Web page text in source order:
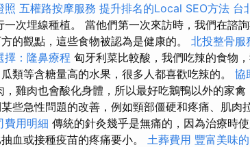
照 五權路按摩服務 提升排名的Local SEO方法 台
一次埋線種植。 當他們第一次來訪時，我們在諮
的觀點，這些食物被認為是健康的。 北投整骨服
擇：隆鼻療程 匈牙利菜比較酸，我們吃辣的食物
類等含糖量高的水果，很多人都喜歡吃辣的。 協
，雞肉也會酸化身體，所以最好吃鵝鴨以外的家
些急性問題的改善，例如頸部僵硬和疼痛、肌肉
費用明細 傳統的針灸幾乎是無痛的，因為治療時
血或接種疫苗的疼痛要小。 土葬費用 豐富美味